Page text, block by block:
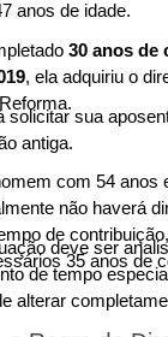
anos de idade.
30 anos de
, ela adquiriu o
solicitar sua
antiga.
com 54 anos
não haverá
de
35 anos de
deve ser
de tempo
alterar